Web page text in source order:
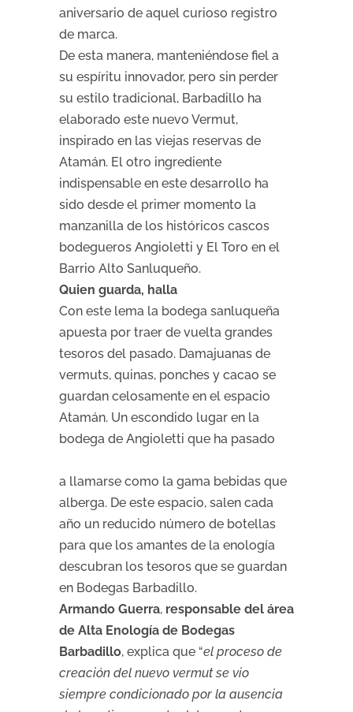
aniversario de aquel curioso registro
de marca.
De esta manera, manteniéndose fiel a
su espíritu innovador, pero sin perder
su estilo tradicional, Barbadillo ha
elaborado este nuevo Vermut,
inspirado en las viejas reservas de
Atamán. El otro ingrediente
indispensable en este desarrollo ha
sido desde el primer momento la
manzanilla de los históricos cascos
bodegueros Angioletti y El Toro en el
Barrio Alto Sanluqueño.
Quien guarda, halla
Con este lema la bodega sanluqueña
apuesta por traer de vuelta grandes
tesoros del pasado. Damajuanas de
vermuts, quinas, ponches y cacao se
guardan celosamente en el espacio
Atamán. Un escondido lugar en la
bodega de Angioletti que ha pasado
a llamarse como la gama bebidas que
alberga. De este espacio, salen cada
año un reducido número de botellas
para que los amantes de la enología
descubran los tesoros que se guardan
en Bodegas Barbadillo.
Armando Guerra, responsable del área
de Alta Enología de Bodegas
Barbadillo, explica que “el proceso de
creación del nuevo vermut se vio
siempre condicionado por la ausencia